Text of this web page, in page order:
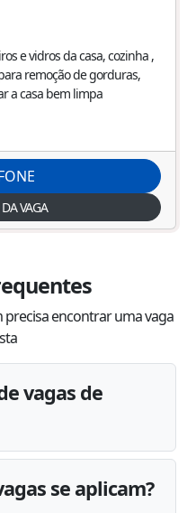
e vidros da casa, cozinha ,
remoção de gorduras,
a casa bem limpa
VAGA
encontrar uma vaga
vagas de
se aplicam?